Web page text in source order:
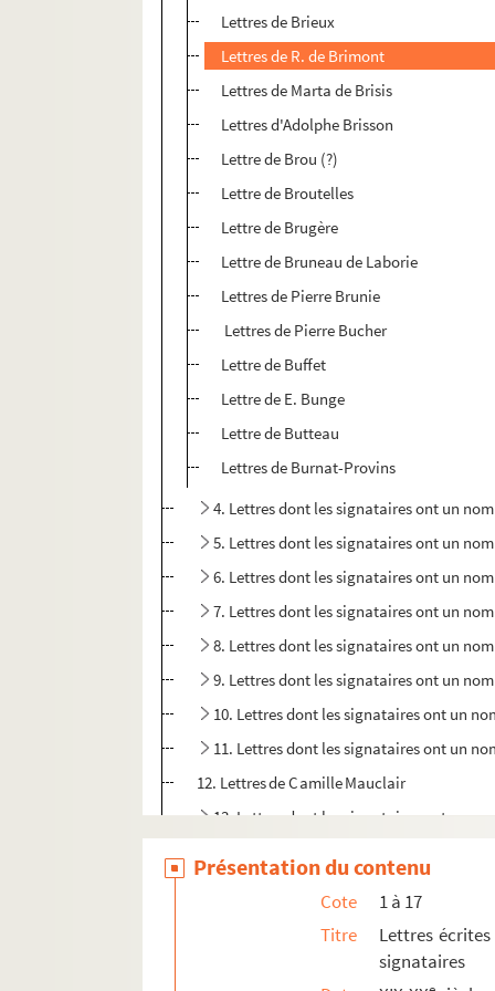
Lettres de Brieux
Lettres de R. de Brimont
Lettres de Marta de Brisis
Lettres d'Adolphe Brisson
Lettre de Brou (?)
Lettre de Broutelles
Lettre de Brugère
Lettre de Bruneau de Laborie
Lettres de Pierre Brunie
Lettres de Pierre Bucher
Lettre de Buffet
Lettre de E. Bunge
Lettre de Butteau
Lettres de Burnat-Provins
4. Lettres dont les signataires ont un
5. Lettres dont les signataires ont un
6. Lettres dont les signataires ont un
7. Lettres dont les signataires ont un
8. Lettres dont les signataires ont un
9. Lettres dont les signataires ont un
10. Lettres dont les signataires ont un
11. Lettres dont les signataires ont un
12. Lettres de Camille Mauclair
13. Lettres dont les signataires ont un
17. Lettres dont les signataires ont un
Présentation du contenu
Cote
1 à 17
Titre
Lettres
signataires